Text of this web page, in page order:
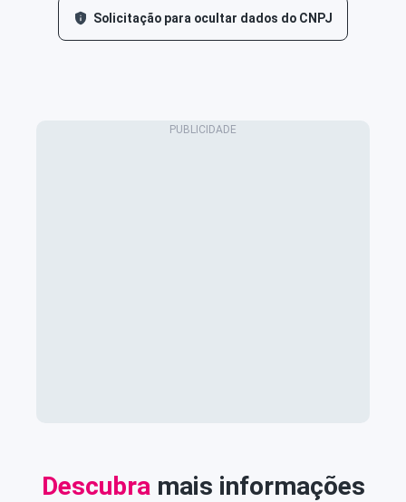
Solicitação para ocultar dados do CNPJ
Descubra mais informações